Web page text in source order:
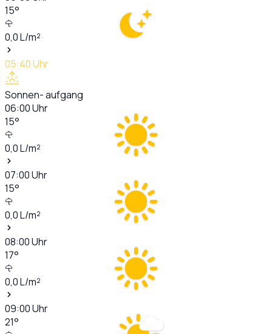
15°
0,0L/m²
05:40Uhr
Sonnen- aufgang
06:00Uhr
15°
0,0L/m²
07:00Uhr
15°
0,0L/m²
08:00Uhr
17°
0,0L/m²
09:00Uhr
21°